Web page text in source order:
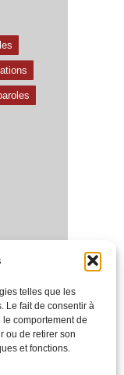
telles que les
Le fait de consentir à
comportement de
ou de retirer son
et fonctions.